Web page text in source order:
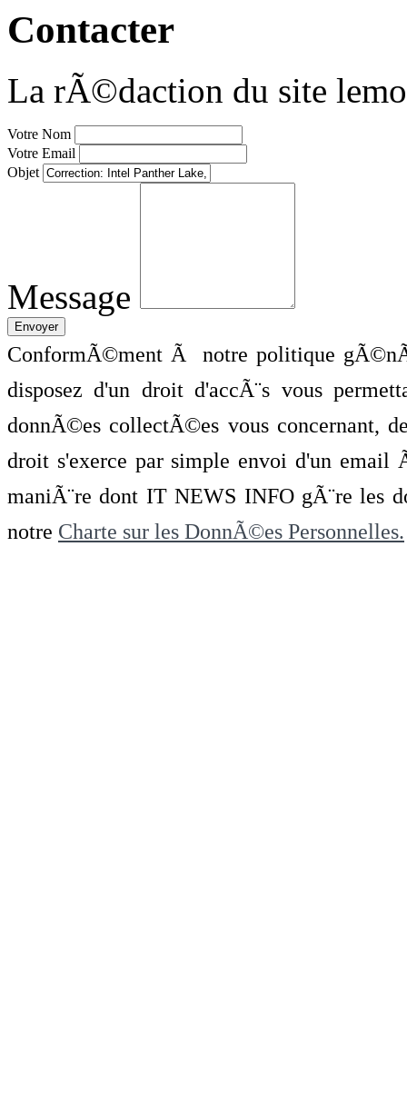
Contacter
La rÃ©daction du site
Votre Nom
Votre Email
Objet
Message
ConformÃ©ment Ã notre politique
disposez d'un droit d'accÃ¨s vous
donnÃ©es collectÃ©es vous concernant,
droit s'exerce par simple envoi d'un
maniÃ¨re dont IT NEWS INFO gÃ¨re les
notre Charte sur les DonnÃ©es Personnelles.